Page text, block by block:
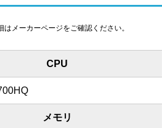
メーカーページをご確認ください。
CPU
メモリ